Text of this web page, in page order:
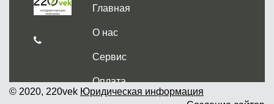
Главная
О нас
Сервис
Оплата
© 2020, 220vek Юридическая информация